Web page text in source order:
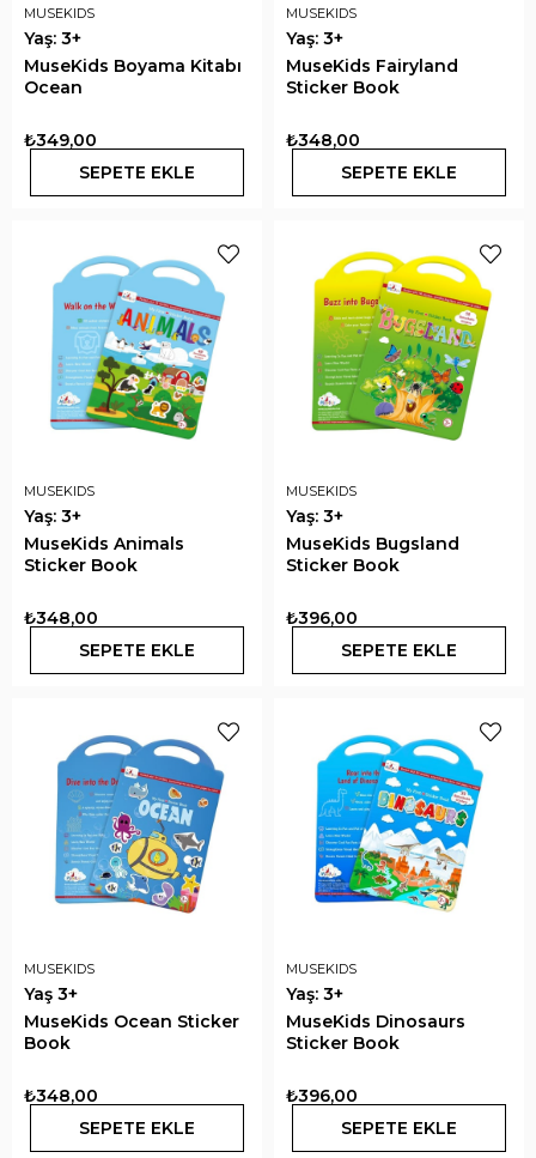
MUSEKIDS
Yaş: 3+
MuseKids Boyama Kitabı
Ocean
₺349,00
SEPETE EKLE
MUSEKIDS
Yaş: 3+
MuseKids Fairyland
Sticker Book
₺348,00
SEPETE EKLE
MUSEKIDS
Yaş: 3+
MuseKids Animals
Sticker Book
₺348,00
SEPETE EKLE
MUSEKIDS
Yaş: 3+
MuseKids Bugsland
Sticker Book
₺396,00
SEPETE EKLE
MUSEKIDS
Yaş 3+
MuseKids Ocean Sticker
Book
₺348,00
SEPETE EKLE
MUSEKIDS
Yaş: 3+
MuseKids Dinosaurs
Sticker Book
₺396,00
SEPETE EKLE